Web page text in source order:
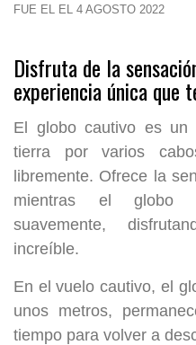
FUE EL EL 4 AGOSTO 2022
Disfruta de la
experiencia única que
El globo cautivo es un
tierra por varios
libremente. Ofrece la
mientras el globo
suavemente,
increíble.
En el vuelo cautivo, el
unos metros,
tiempo para volver a